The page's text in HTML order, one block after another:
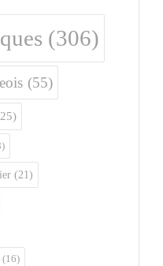
(306)
(55)
(21)
(16)